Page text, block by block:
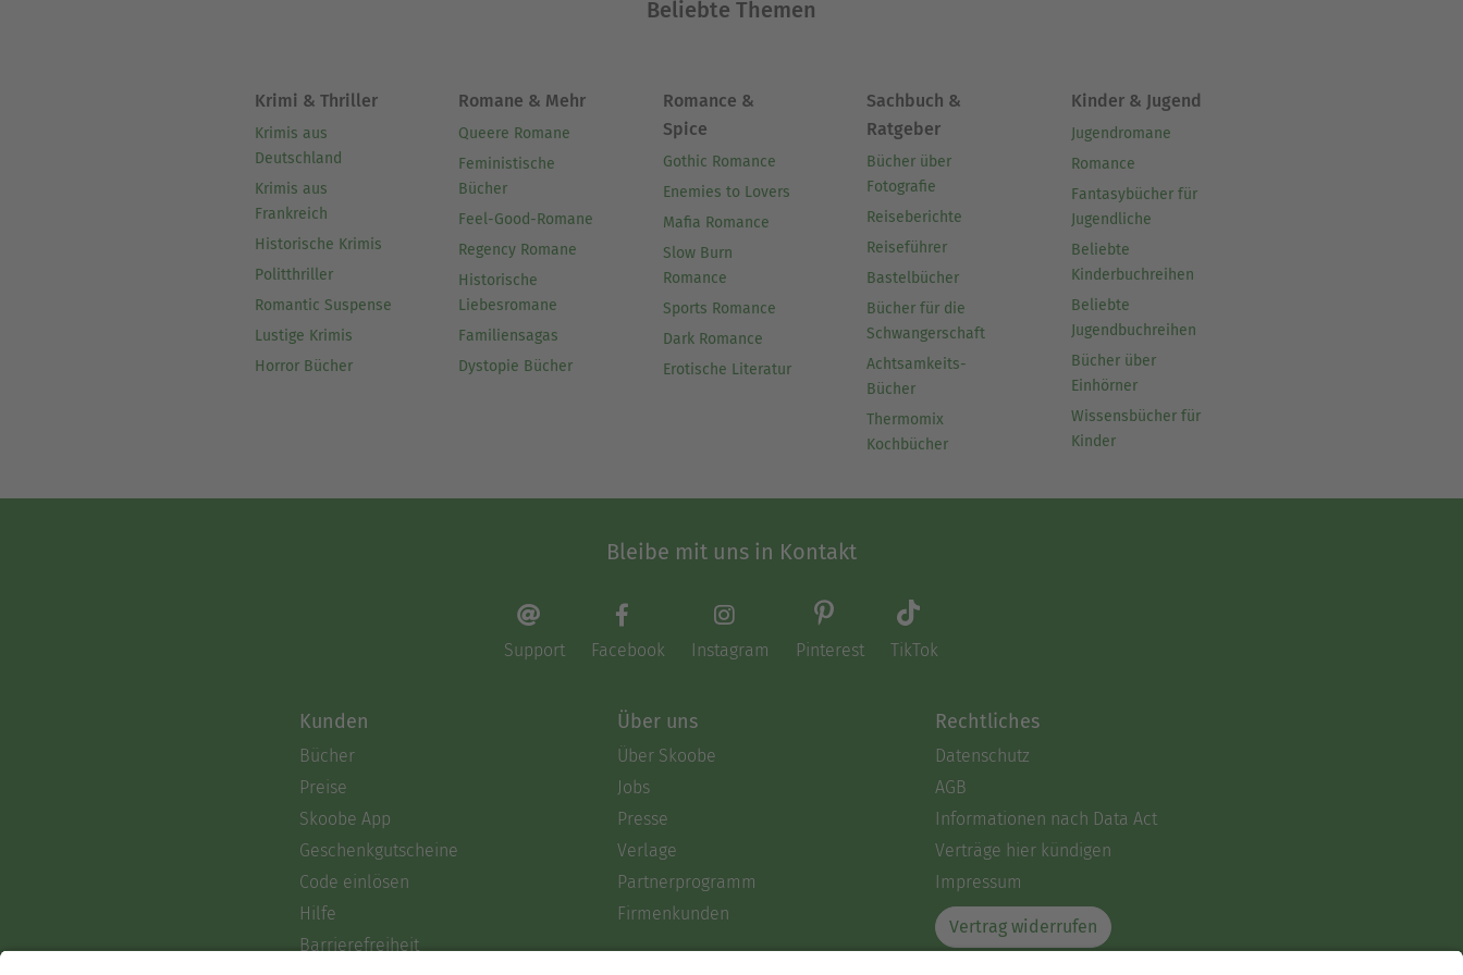
Beliebte Themen
Krimi & Thriller
Krimis aus
Deutschland
Krimis aus
Frankreich
Historische Krimis
Politthriller
Romantic Suspense
Lustige Krimis
Horror Bücher
Romane & Mehr
Queere Romane
Feministische
Bücher
Feel-Good-Romane
Regency Romane
Historische
Liebesromane
Familiensagas
Dystopie Bücher
Romance &
Spice
Gothic Romance
Enemies to Lovers
Mafia Romance
Slow Burn
Romance
Sports Romance
Dark Romance
Erotische Literatur
Sachbuch &
Ratgeber
Bücher über
Fotografie
Reiseberichte
Reiseführer
Bastelbücher
Bücher für die
Schwangerschaft
Achtsamkeits-
Bücher
Thermomix
Kochbücher
Kinder & Jugend
Jugendromane
Romance
Fantasybücher für
Jugendliche
Beliebte
Kinderbuchreihen
Beliebte
Jugendbuchreihen
Bücher über
Einhörner
Wissensbücher für
Kinder
Bleibe mit uns in Kontakt
Support Facebook Instagram Pinterest TikTok
Kunden
Bücher
Preise
Skoobe App
Geschenkgutscheine
Code einlösen
Hilfe
Barrierefreiheit
Über uns
Über Skoobe
Jobs
Presse
Verlage
Partnerprogramm
Firmenkunden
Rechtliches
Datenschutz
AGB
Informationen nach Data Act
Verträge hier kündigen
Impressum
Vertrag widerrufen